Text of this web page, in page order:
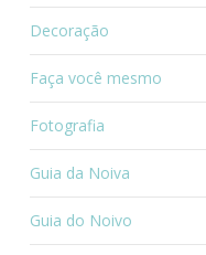
Decoração
Faça você mesmo
Fotografia
Guia da Noiva
Guia do Noivo